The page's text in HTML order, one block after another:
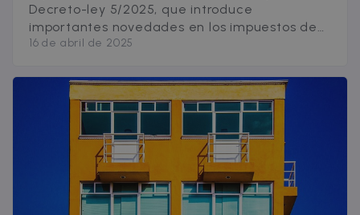
Decreto-ley 5/2025, que introduce
importantes novedades en los impuestos de
vivienda en Cataluña 2025. Desde Zazume te
cómo te afectan estos cambios si estás
pensando en comprar o alquilar piso en
Cataluña este año. Importante: algunas de
[&hellip;]
16 de abril de 2025